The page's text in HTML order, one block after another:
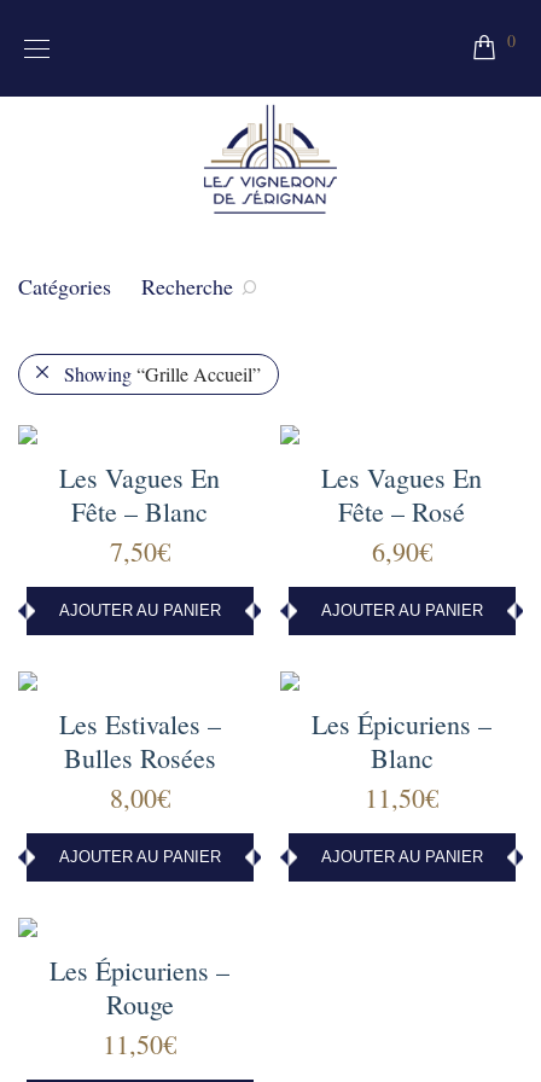
0
Catégories Recherche
Showing“Grille Accueil”
Les Vagues En
Fête – Blanc
7,50€
AJOUTER AU PANIER
Les Vagues En
Fête – Rosé
6,90€
AJOUTER AU PANIER
Les Estivales –
Bulles Rosées
8,00€
AJOUTER AU PANIER
Les Épicuriens –
Blanc
11,50€
AJOUTER AU PANIER
Les Épicuriens –
Rouge
11,50€